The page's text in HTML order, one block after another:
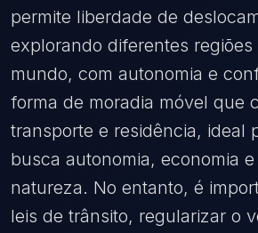
permite liberdade de
explorando diferentes regiões
mundo, com autonomia e
forma de moradia móvel que
transporte e residência, ideal
busca autonomia, economia
natureza. No entanto, é
leis de trânsito, regularizar o